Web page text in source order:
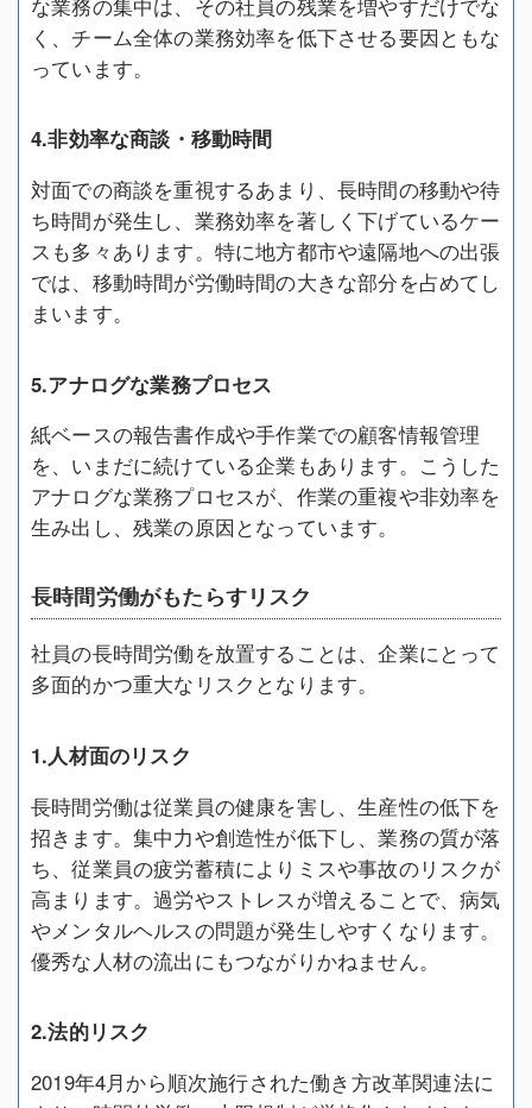
く、チーム全体の業務効率を低下させる要因ともな
っています。
4.非効率な商談・移動時間
対面での商談を重視するあまり、長時間の移動や待
ち時間が発生し、業務効率を著しく下げているケー
スも多々あります。特に地方都市や遠隔地への出張
では、移動時間が労働時間の大きな部分を占めてし
まいます。
5.アナログな業務プロセス
紙ベースの報告書作成や手作業での顧客情報管理
を、いまだに続けている企業もあります。こうした
アナログな業務プロセスが、作業の重複や非効率を
生み出し、残業の原因となっています。
長時間労働がもたらすリスク
社員の長時間労働を放置することは、企業にとって
多面的かつ重大なリスクとなります。
1.人材面のリスク
長時間労働は従業員の健康を害し、生産性の低下を
招きます。集中力や創造性が低下し、業務の質が落
ち、従業員の疲労蓄積によりミスや事故のリスクが
高まります。過労やストレスが増えることで、病気
やメンタルヘルスの問題が発生しやすくなります。
優秀な人材の流出にもつながりかねません。
2.法的リスク
2019年4月から順次施行された働き方改革関連法に